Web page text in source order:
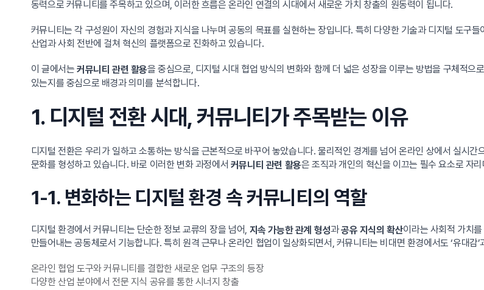
동력으로 커뮤니티를 주목하고 있으며, 이러한 흐름은 온라인 연결의 시대에서 새로운 가치 창출의 원동력이 됩니다.
커뮤니티는 각 구성원이 자신의 경험과 지식을 나누며 공동의 목표를 실현하는 장입니다. 특히 다양한 기술과 디지털 도구
산업과 사회 전반에 걸쳐 혁신의 플랫폼으로 진화하고 있습니다.
이 글에서는 커뮤니티 관련 활용을 중심으로, 디지털 시대 협업 방식의 변화와 함께 더 넓은 성장을 이루는 방법을 구체적
있는지를 중심으로 배경과 의미를 분석합니다.
1. 디지털 전환 시대, 커뮤니티가 주목받는 이유
디지털 전환은 우리가 일하고 소통하는 방식을 근본적으로 바꾸어 놓았습니다. 물리적인 경계를 넘어 온라인 상에서 실시
문화를 형성하고 있습니다. 바로 이러한 변화 과정에서 커뮤니티 관련 활용은 조직과 개인의 혁신을 이끄는 필수 요소로 자
1-1. 변화하는 디지털 환경 속 커뮤니티의 역할
디지털 환경에서 커뮤니티는 단순한 정보 교류의 장을 넘어, 지속 가능한 관계 형성과공유 지식의 확산이라는 사회적 가치
만들어내는 공동체로서 기능합니다. 특히 원격 근무나 온라인 협업이 일상화되면서, 커뮤니티는 비대면 환경에서도 ‘유대감
온라인 협업 도구와 커뮤니티를 결합한 새로운 업무 구조의 등장
다양한 산업 분야에서 전문 지식 공유를 통한 시너지 창출